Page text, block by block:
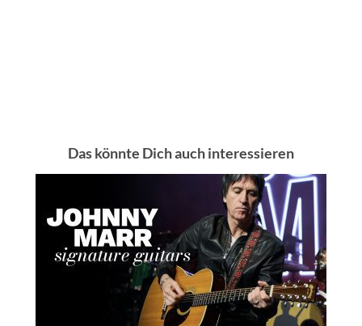
Das könnte Dich auch interessieren